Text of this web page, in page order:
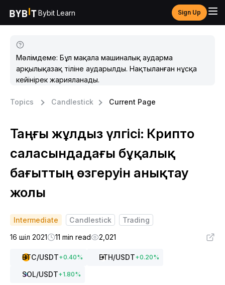
Bybit Learn Sign Up
Мәлімдеме: Бұл мақала машиналық аударма
арқылықазақ тіліне аударылды. Нақтыланған нұсқа
кейінірек жарияланады.
Topics Candlestick Current Page
Таңғы жұлдыз үлгісі: Крипто
саласындадағы бұқалық
бағыттың өзгеруін анықтау
жолы
Intermediate Candlestick
Trading
16 шіл 2021
11 min read 2,021
BTC/USDT+0.40% ETH/USDT+0.20%
SOL/USDT+1.80%